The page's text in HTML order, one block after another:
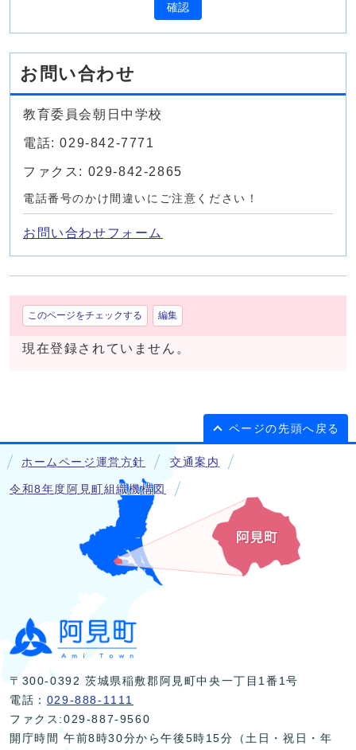
確認
お問い合わせ
教育委員会朝日中学校
電話: 029-842-7771
ファクス: 029-842-2865
電話番号のかけ間違いにご注意ください！
お問い合わせフォーム
このページをチェックする 編集
現在登録されていません。
ページの先頭へ戻る
ホームページ運営方針 交通案内
令和8年度阿見町組織機構図
〒300-0392 茨城県稲敷郡阿見町中央一丁目1番1号
電話： 029-888-1111
ファクス:029-887-9560
開庁時間 午前8時30分から午後5時15分（土日・祝日・年